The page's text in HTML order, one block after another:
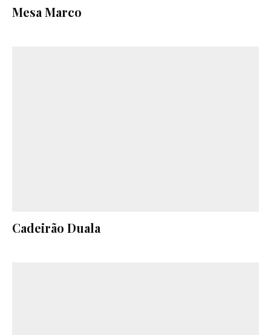
Mesa Marco
Cadeirão Duala